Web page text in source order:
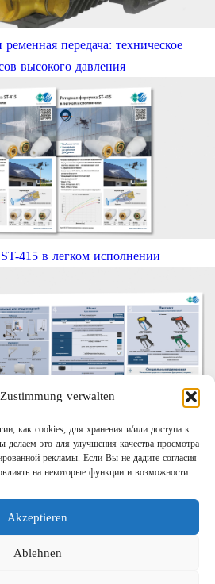
verwalten
как cookies, для хранения и/или доступа к
это для улучшения качества просмотра
рекламы. Если Вы не дадите согласия
на некоторые функции и возможности.
Akzeptieren
Ablehnen
передача: техническое
высокого давления
415 в легком исполнении
АВД